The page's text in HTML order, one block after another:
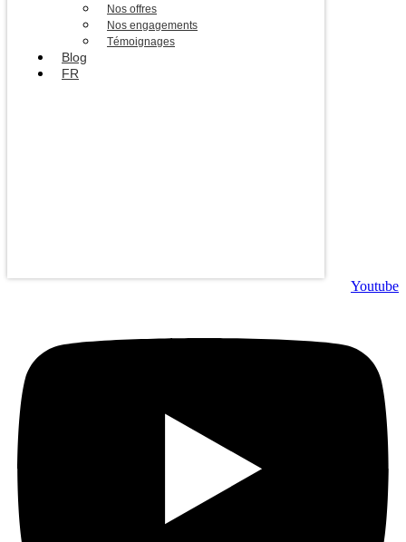
Nos offres
Nos engagements
Témoignages
Blog
FR
Youtube